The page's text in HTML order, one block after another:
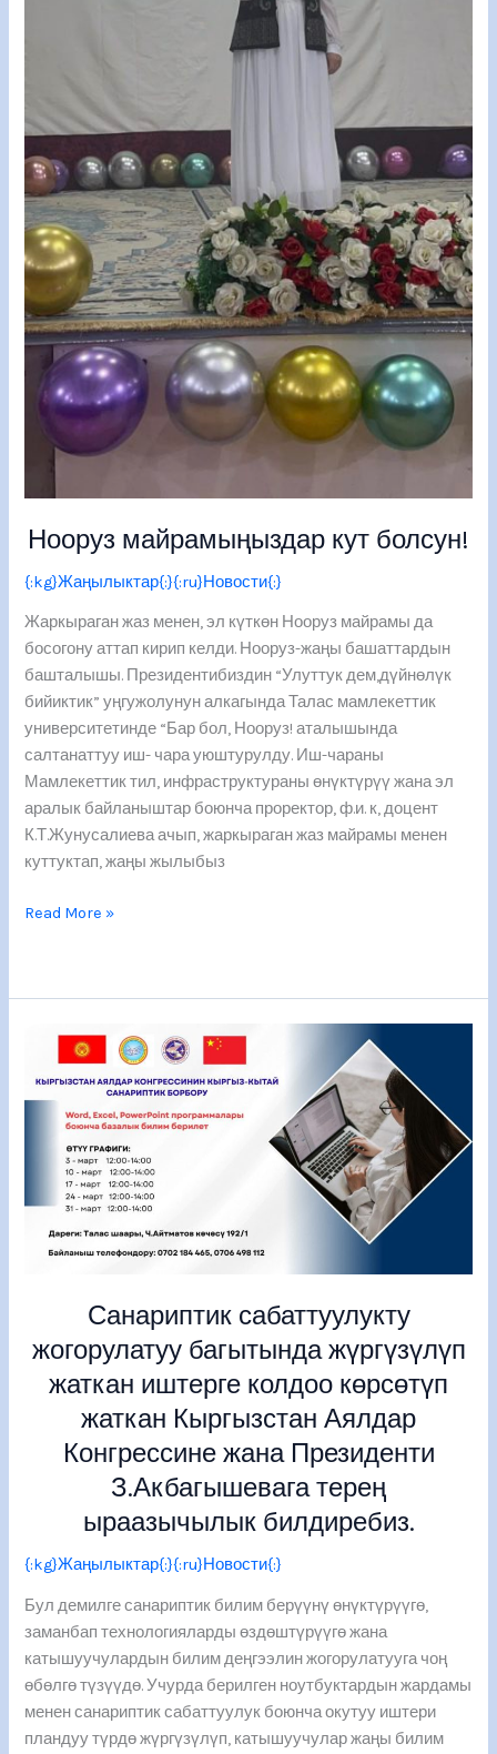
Нооруз майрамыңыздар кут болсун!
{:kg}Жаңылыктар{:}{:ru}Новости{:}
Жаркыраган жаз менен, эл күткөн Нооруз майрамы да
босогону аттап кирип келди. Нооруз-жаңы башаттардын
башталышы. Президентибиздин “Улуттук дем,дүйнөлүк
бийиктик” уңгужолунун алкагында Талас мамлекеттик
университетинде “Бар бол, Нооруз! аталышында
салтанаттуу иш- чара уюштурулду. Иш-чараны
Мамлекеттик тил, инфраструктураны өнүктүрүү жана эл
аралык байланыштар боюнча проректор, ф.и. к, доцент
К.Т.Жунусалиева ачып, жаркыраган жаз майрамы менен
куттуктап, жаңы жылыбыз
Read More »
Санариптик сабаттуулукту
жогорулатуу багытында жүргүзүлүп
жаткан иштерге колдоо көрсөтүп
жаткан Кыргызстан Аялдар
Конгрессине жана Президенти
З.Акбагышевага терең
ыраазычылык билдиребиз.
{:kg}Жаңылыктар{:}{:ru}Новости{:}
Бул демилге санариптик билим берүүнү өнүктүрүүгө,
заманбап технологияларды өздөштүрүүгө жана
катышуучулардын билим деңгээлин жогорулатууга чоң
өбөлгө түзүүдө. Учурда берилген ноутбуктардын жардамы
менен санариптик сабаттуулук боюнча окутуу иштери
пландуу түрдө жүргүзүлүп, катышуучулар жаңы билим
Санариптик
сабаттуулукту
жогорулатуу
багытында
жүргүзүлүп
жаткан
иштерге
көрсөтүп
Кыргызстан
Конгрессине
жана
терең
ыраазычылык
билдиребиз.